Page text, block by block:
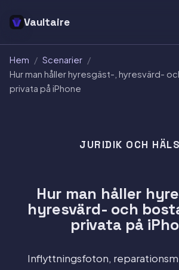
Vaultaire
Hem / Scenarier /
Hur man håller hyresgäst-, hyresvärd-
privata på iPhone
JURIDIK OCH
Hur man håller
hyresvärd- och
privata på
Inflyttningsfoton,